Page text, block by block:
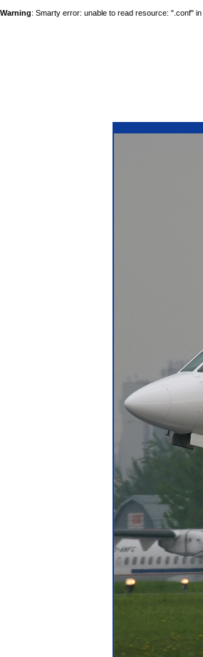
Warning: Smarty error: unable to read resource: ".conf" in